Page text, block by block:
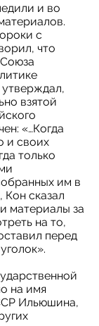
и во
с
что
взятой
«…Когда
и своих
только
им в
сказал
материалы за
на то,
перед
на имя
Ильюшина,